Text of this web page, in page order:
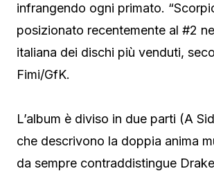
infrangendo ogni primato.
posizionato recentemente al #2
italiana dei dischi più venduti,
Fimi/GfK.
L’album è diviso in due parti (A
che descrivono la doppia anima
da sempre contraddistingue